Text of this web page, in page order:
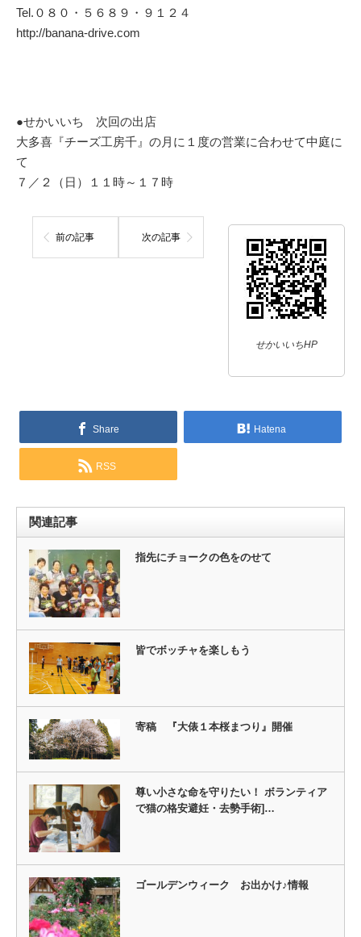
Tel.０８０・５６８９・９１２４
http://banana-drive.com
●せかいいち 次回の出店
大多喜『チーズ工房千』の月に１度の営業に合わせて中庭に
て
７／２（日）１１時～１７時
せかいいちHP
前の記事 次の記事
Share Hatena
RSS
関連記事
指先にチョークの色をのせて
皆でボッチャを楽しもう
寄稿 『大俵１本桜まつり』開催
尊い小さな命を守りたい！ ボランティア
で猫の格安避妊・去勢手術]…
ゴールデンウィーク お出かけ♪情報